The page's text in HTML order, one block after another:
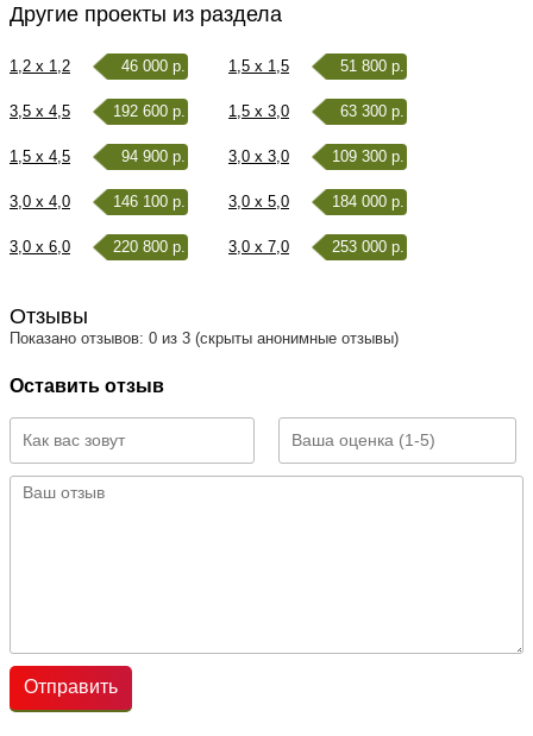
Другие проекты из раздела
1,2 x 1,2 46 000 р. 1,5 x 1,5 51 800 р.
3,5 x 4,5 192 600 р. 1,5 x 3,0 63 300 р.
1,5 x 4,5 94 900 р. 3,0 x 3,0 109 300 р.
3,0 x 4,0 146 100 р. 3,0 x 5,0 184 000 р.
3,0 x 6,0 220 800 р. 3,0 x 7,0 253 000 р.
Отзывы
Показано отзывов: 0 из 3 (скрыты анонимные отзывы)
Оставить отзыв
Отправить